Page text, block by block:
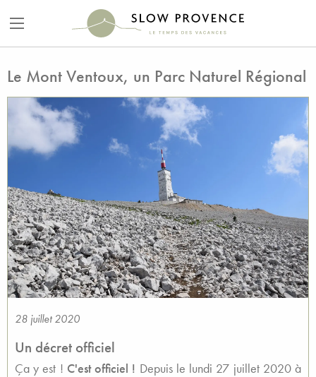
Le Mont Ventoux, un Parc Naturel Régional
28 juillet 2020
Un décret officiel
Ça y est ! C'est officiel ! Depuis le lundi 27 juillet 2020 à